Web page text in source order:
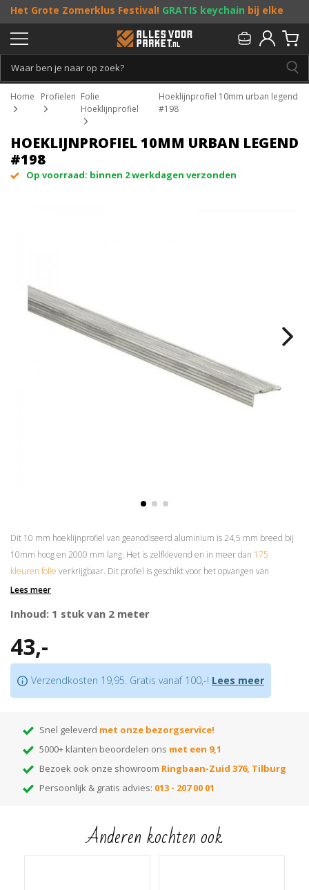
Het Grote Zomerklus Festival! GRATIS keychain bij elke
bestelling vanaf €25, entoffe acties! Doe je mee?
Persoonlijk & gratis advies:013 - 207 00 01
Home Profielen Folie
Hoeklijnprofiel
Hoeklijnprofiel 10mm urban legend
#198
HOEKLIJNPROFIEL 10MM URBAN LEGEND
#198
Op voorraad: binnen 2 werkdagen verzonden
Dit 10 mm hoeklijnprofiel van geanodiseerd aluminium is 24,5 mm breed bij
10mm hoog en 2000 mm lang. Het is zelfklevend en in meer dan 175
kleuren folie verkrijgbaar. Dit profiel is geschikt voor het opvangen van
hoogteverschillen van maximaal 8 mm.
Prijs is per 2 meter
Goed voor het opvangen van hoogteverschillen van max. 8 mm
Let op:
Tip:ben je nog op zoek naar de juiste kleur? Huur dan onzemonsterwaaier
Hiermee kun je thuis de beste kleur kiezen! Elke kleur op de waaier heeft
gewenste kleurnummer in de zoekbalk van onze webshop en je vindt alle
bijpassende items die in die kleur leverbaar zijn!
Lees meer
Inhoud: 1 stuk van 2 meter
43,-
Verzendkosten 19,95. Gratis vanaf 100,-! Lees meer
Snel geleverd met onze bezorgservice!
5000+ klanten beoordelen ons met een 9,1
Bezoek ook onze showroom Ringbaan-Zuid 376, Tilburg
Persoonlijk & gratis advies: 013 - 207 00 01
Anderen kochten ook